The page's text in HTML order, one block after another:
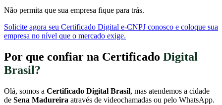
Não permita que sua empresa fique para trás.
Solicite agora seu Certificado Digital e-CNPJ conosco e coloque sua
empresa no nível que o mercado exige.
Por que confiar na Certificado Digital
Brasil?
Olá, somos a Certificado Digital Brasil, mas atendemos a cidade
de Sena Madureira através de videochamadas ou pelo WhatsApp.